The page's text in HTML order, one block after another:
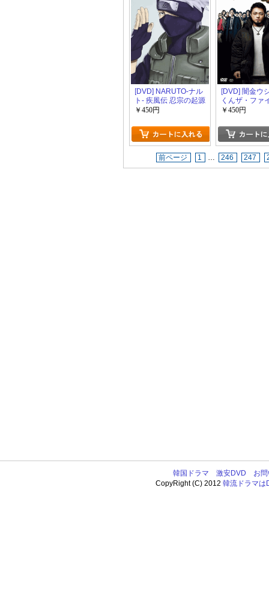
[DVD] NARUTO-ナル
ト- 疾風伝 忍宗の起源
~二つの魂インドラ・
￥450円
[DVD] 闇金ウ
くんザ・ファ
￥450円
前ページ 1 … 246 247
韓国ドラマ 激安DVD
お
CopyRight (C) 2012韓流ドラマは